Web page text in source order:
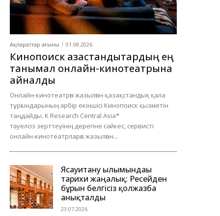
Ақпараттар ағыны 01.08.2026
Кинопоиск қазақстандықтардың ең
танымал онлайн-кинотеатрына
айналды
Онлайн-кинотеатрға жазылған қазақстандық қала
тұрғындарының әрбір екіншісі Кинопоиск қызметін
таңдайды. K Research Central Asia*
тәуелсіз зерттеуінің дерегіне сәйкес, сервисті
онлайн-кинотеатрларға жазылған...
Ясауитану ғылымындағы
тарихи жаңалық: Ресейден
бұрын белгісіз қолжазба
анықталды
23.07.2026